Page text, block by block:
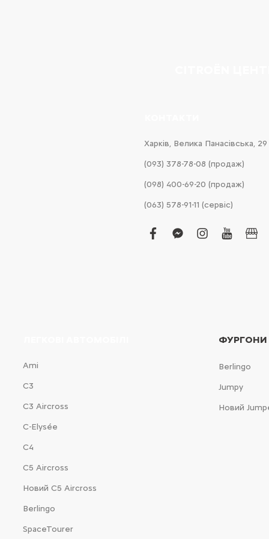
Харків, Велика Панасівська, 29
(093) 378-78-08 (продаж)
(098) 400-69-20 (продаж)
(063) 578-91-11 (сервіс)
facebook
facebook-
instagram
youtube
Ami
С3
С3 Aircross
C-Elysée
С4
С5 Aircross
Новий С5 Aircross
Berlingo
SpaceTourer
ФУРГОНИ
Berlingo
Jumpy
Новий